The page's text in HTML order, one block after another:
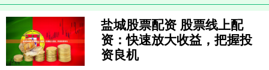
盐城股票配资 股票线上配
资：快速放大收益，把握投
资良机